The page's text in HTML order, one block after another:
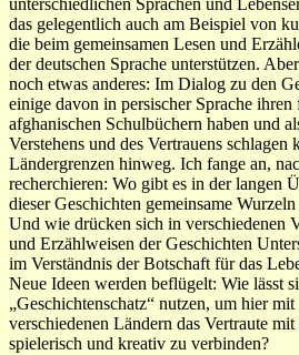
unterschiedlichen Sprachen und
das gelegentlich auch am Beispiel von
die beim gemeinsamen Lesen und
der deutschen Sprache unterstützen.
noch etwas anderes: Im Dialog zu den
einige davon in persischer Sprache ihren
afghanischen Schulbüchern haben und
Verstehens und des Vertrauens schlagen
Ländergrenzen hinweg. Ich fange an,
recherchieren: Wo gibt es in der langen
dieser Geschichten gemeinsame
Und wie drücken sich in verschiedenen
und Erzählweisen der Geschichten
im Verständnis der Botschaft für das
Neue Ideen werden beflügelt: Wie lässt
„Geschichtenschatz“ nutzen, um hier
verschiedenen Ländern das Vertraute
spielerisch und kreativ zu verbinden?